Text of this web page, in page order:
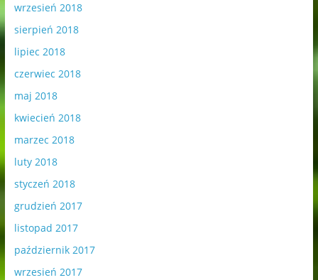
wrzesień 2018
sierpień 2018
lipiec 2018
czerwiec 2018
maj 2018
kwiecień 2018
marzec 2018
luty 2018
styczeń 2018
grudzień 2017
listopad 2017
październik 2017
wrzesień 2017